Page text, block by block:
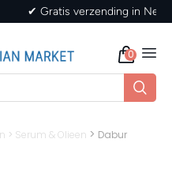
vanaf 40,-
0
> Serum & Olieen > Dabur